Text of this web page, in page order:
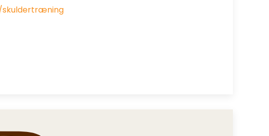
skuldertræning